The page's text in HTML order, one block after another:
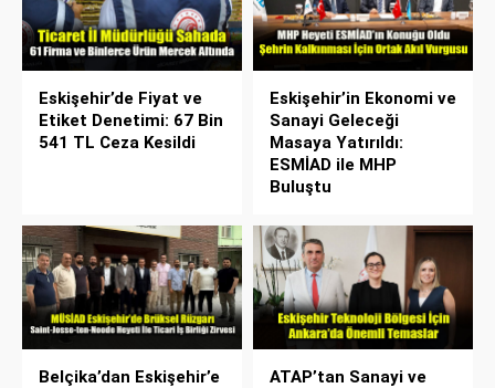
Eskişehir’de Fiyat ve
Etiket Denetimi: 67 Bin
541 TL Ceza Kesildi
Eskişehir’in Ekonomi ve
Sanayi Geleceği
Masaya Yatırıldı:
ESMİAD ile MHP
Buluştu
Belçika’dan Eskişehir’e
ATAP’tan Sanayi ve